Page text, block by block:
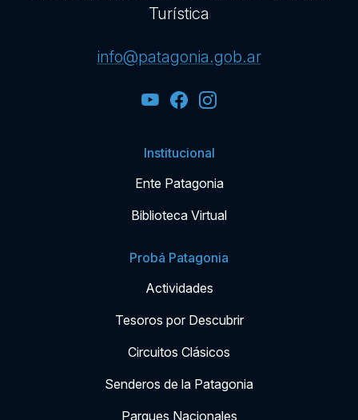
Turística
info@patagonia.gob.ar
Institucional
Ente Patagonia
Biblioteca Virtual
Probá Patagonia
Actividades
Tesoros por Descubrir
Circuitos Clásicos
Senderos de la Patagonia
Parques Nacionales